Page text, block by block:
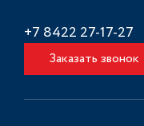
+7 8422 27-17-27
Заказать звонок